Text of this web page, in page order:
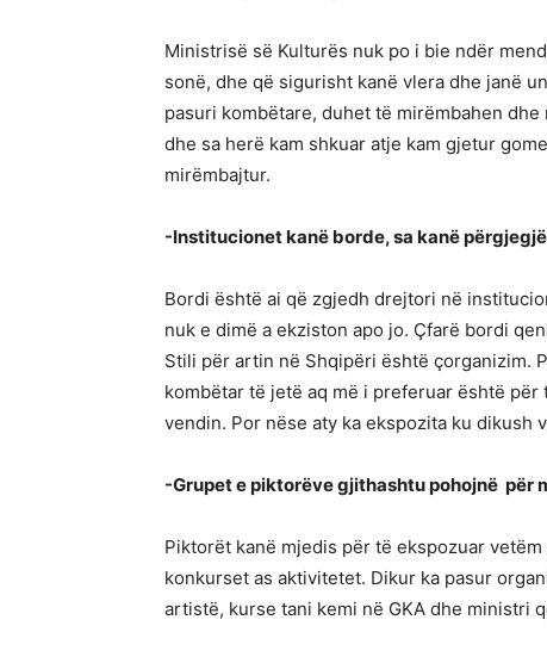
Ministrisë së Kulturës nuk po i bie ndër
sonë, dhe që sigurisht kanë vlera dhe janë
pasuri kombëtare, duhet të mirëmbahen
dhe sa herë kam shkuar atje kam gjetur
mirëmbajtur.
-Institucionet kanë borde, sa kanë
Bordi është ai që zgjedh drejtori në
nuk e dimë a ekziston apo jo. Çfarë bordi
Stili për artin në Shqipëri është çorganizim.
kombëtar të jetë aq më i preferuar është
vendin. Por nëse aty ka ekspozita ku dikush
-Grupet e piktorëve gjithashtu pohojnë për
Piktorët kanë mjedis për të ekspozuar
konkurset as aktivitetet. Dikur ka pasur
artistë, kurse tani kemi në GKA dhe ministri